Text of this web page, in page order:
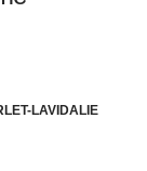
LAVIDALIE